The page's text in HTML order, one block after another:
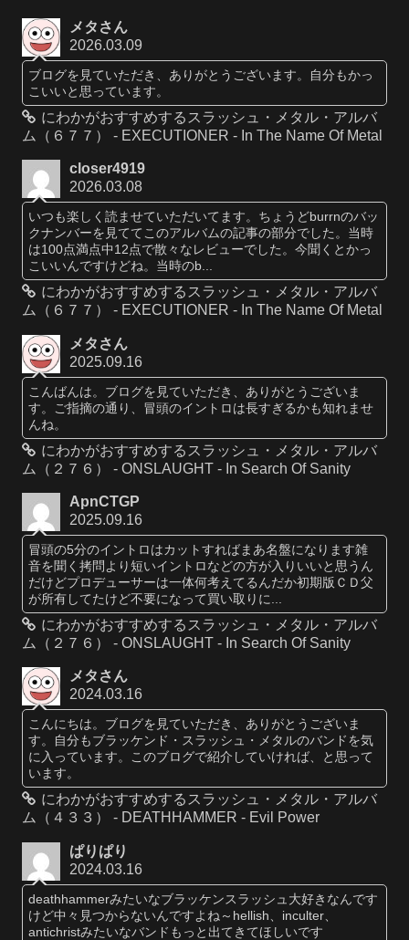
メタさん
2026.03.09
ブログを見ていただき、ありがとうございます。自分もかっ
こいいと思っています。
にわかがおすすめするスラッシュ・メタル・アルバ
ム（６７７） - EXECUTIONER - In The Name Of Metal
closer4919
2026.03.08
いつも楽しく読ませていただいてます。ちょうどburrnのバッ
クナンバーを見ててこのアルバムの記事の部分でした。当時
は100点満点中12点で散々なレビューでした。今聞くとかっ
こいいんですけどね。当時のb...
にわかがおすすめするスラッシュ・メタル・アルバ
ム（６７７） - EXECUTIONER - In The Name Of Metal
メタさん
2025.09.16
こんばんは。ブログを見ていただき、ありがとうございま
す。ご指摘の通り、冒頭のイントロは長すぎるかも知れませ
んね。
にわかがおすすめするスラッシュ・メタル・アルバ
ム（２７６） - ONSLAUGHT - In Search Of Sanity
ApnCTGP
2025.09.16
冒頭の5分のイントロはカットすればまあ名盤になります雑
音を聞く拷問より短いイントロなどの方が入りいいと思うん
だけどプロデューサーは一体何考えてるんだか初期版ＣＤ父
が所有してたけど不要になって買い取りに...
にわかがおすすめするスラッシュ・メタル・アルバ
ム（２７６） - ONSLAUGHT - In Search Of Sanity
メタさん
2024.03.16
こんにちは。ブログを見ていただき、ありがとうございま
す。自分もブラッケンド・スラッシュ・メタルのバンドを気
に入っています。このブログで紹介していければ、と思って
います。
にわかがおすすめするスラッシュ・メタル・アルバ
ム（４３３） - DEATHHAMMER - Evil Power
ぱりぱり
2024.03.16
deathhammerみたいなブラッケンスラッシュ大好きなんです
けど中々見つからないんですよね～hellish、inculter、
antichristみたいなバンドもっと出てきてほしいです